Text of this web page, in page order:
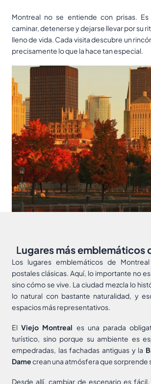
Montreal no se entiende con prisas.
caminar, detenerse y dejarse llevar por su
lleno de vida. Cada visita descubre un
precisamente lo que la hace tan especial.
Lugares más emblemáticos
Los lugares emblemáticos de
postales clásicas. Aquí, lo importante no
sino cómo se vive. La ciudad mezcla lo
lo natural con bastante naturalidad, y
espacios más representativos.
ElViejo Montreal es una parada
turístico, sino porque su ambiente es
empedradas, las fachadas antiguas y la
Damecrean una atmósfera que sorprende
Desde allí, cambiar de escenario es fácil.